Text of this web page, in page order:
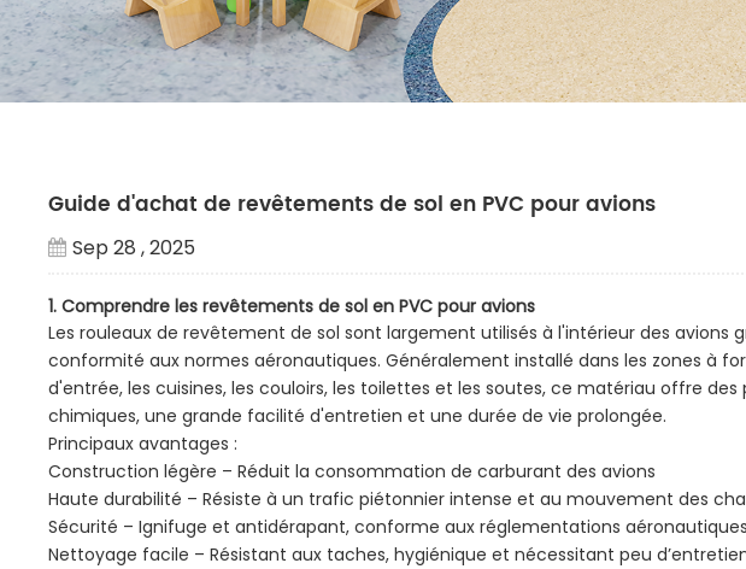
Guide d'achat de revêtements de sol en PVC pour avions
Sep 28 , 2025
1. Comprendre les revêtements de sol en PVC pour avions
Les rouleaux de revêtement de sol sont largement utilisés à l'intérieur des avions
conformité aux normes aéronautiques. Généralement installé dans les zones à
d'entrée, les cuisines, les couloirs, les toilettes et les soutes, ce matériau offre
chimiques, une grande facilité d'entretien et une durée de vie prolongée.
Principaux avantages :
Construction légère – Réduit la consommation de carburant des avions
Haute durabilité – Résiste à un trafic piétonnier intense et au mouvement des
Sécurité – Ignifuge et antidérapant, conforme aux réglementations aéronautiques
Nettoyage facile – Résistant aux taches, hygiénique et nécessitant peu